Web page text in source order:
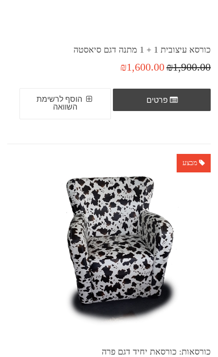
כורסא עיצובית 1 + 1 מתנה דגם סיאסטה
₪1,900.00
₪1,600.00
פרטים
הוסף לרשימת
השוואה
מבצע
כורסאות: כורסאת יחיד דגם פרה